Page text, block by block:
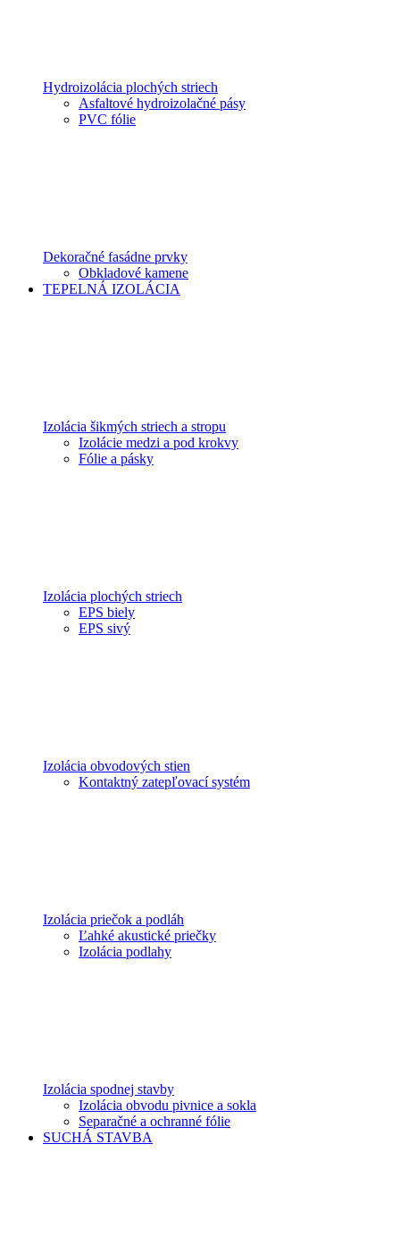
Hydroizolácia plochých striech
Asfaltové hydroizolačné pásy
PVC fólie
Dekoračné fasádne prvky
Obkladové kamene
TEPELNÁ IZOLÁCIA
Izolácia šikmých striech a stropu
Izolácie medzi a pod krokvy
Fólie a pásky
Izolácia plochých striech
EPS biely
EPS sivý
Izolácia obvodových stien
Kontaktný zatepľovací systém
Izolácia priečok a podláh
Ľahké akustické priečky
Izolácia podlahy
Izolácia spodnej stavby
Izolácia obvodu pivnice a sokla
Separačné a ochranné fólie
SUCHÁ STAVBA